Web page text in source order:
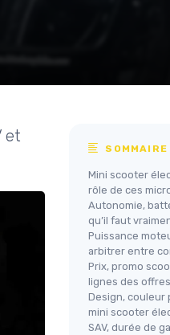
et
SOMMAIRE
Mini scooter
rôle de ces
Autonomie,
qu’il faut
Puissance
arbitrer entre
Prix, promo
lignes des
Design, couleur
mini scooter
SAV, durée de